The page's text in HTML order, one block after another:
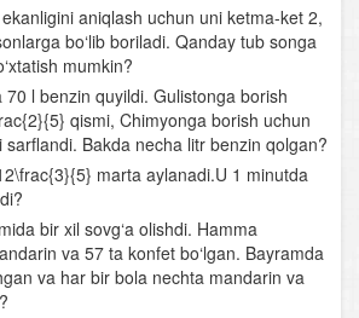
va uning xossalari
aniqlash uchun uni ketma-ket 2,
bo‘lib boriladi. Qanday tub songa
mumkin?
l benzin quyildi. Gulistonga borish
qismi, Chimyonga borish uchun
Bakda necha litr benzin qolgan?
marta aylanadi.U 1 minutda
bir xil sovg‘a olishdi. Hamma
va 57 ta konfet bo‘lgan. Bayramda
va har bir bola nechta mandarin va